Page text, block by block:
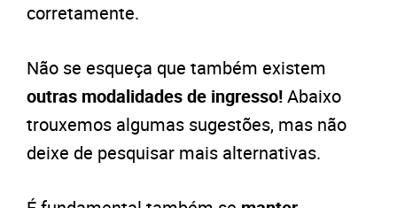
corretamente.
Não se esqueça que também existem
outras modalidades de ingresso!Abaixo
trouxemos algumas sugestões, mas não
deixe de pesquisar mais alternativas.